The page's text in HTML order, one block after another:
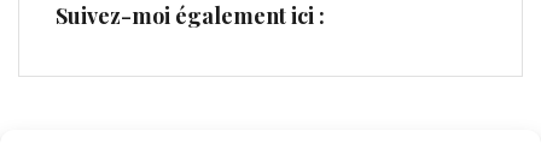
Suivez-moi également ici :